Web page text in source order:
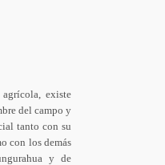
existe
del campo y
tanto con su
con los demás
y de